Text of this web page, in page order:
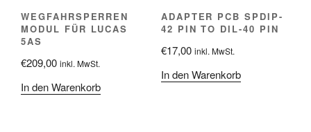
WEGFAHRSPERREN
MODUL FÜR LUCAS
5AS
€209,00 inkl. MwSt.
In den Warenkorb
ADAPTER PCB SPDIP-
42 PIN TO DIL-40 PIN
€17,00 inkl. MwSt.
In den Warenkorb